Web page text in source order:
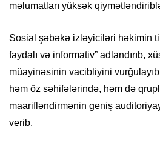
məlumatları yüksək
Sosial şəbəkə izləyiciləri həkimin
faydalı və informativ” adlandırıb,
müayinəsinin vacibliyini
həm öz səhifələrində, həm də
maarifləndirmənin geniş
verib.